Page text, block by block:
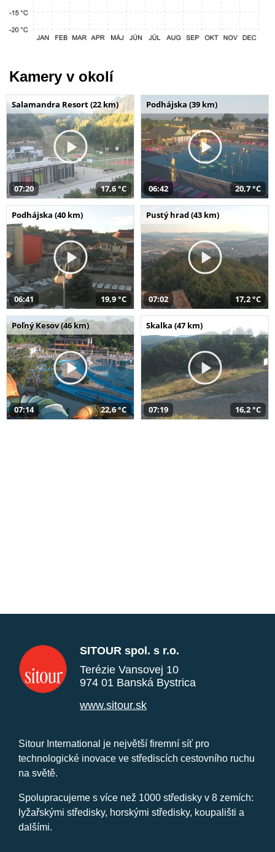
Kamery v okolí
Salamandra Resort (22 km)
07:20 17,6 °C
Podhájska (39 km)
06:42 20,7 °C
Podhájska (40 km)
06:41 19,9 °C
Pustý hrad (43 km)
07:02 17,2 °C
Poľný Kesov (46 km)
07:14 22,6 °C
Skalka (47 km)
07:19 16,2 °C
SITOUR spol. s r.o.
Terézie Vansovej 10
974 01 Banská Bystrica
www.sitour.sk
Sitour International je největší firemní síť pro
technologické inovace ve střediscích cestovního ruchu
na světě.
Spolupracujeme s více než 1000 středisky v 8 zemích:
lyžařskými středisky, horskými středisky, koupališti a
dalšími.